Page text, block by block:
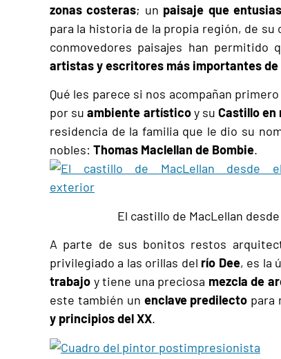
zonas costeras; un paisaje que
para la historia de la propia región, de
conmovedores paisajes han
artistas y escritores más importantes de
Qué les parece si nos acompañan
por suambiente artísticoy suCastillo en
residencia de la familia que le dio su
nobles: Thomas Maclellan de Bombie.
El castillo de MacLellan
A parte de sus bonitos restos
privilegiado a las orillas del río Dee, es la
trabajo y tiene una preciosa mezcla de
este también un enclave predilecto para
y principios del XX.